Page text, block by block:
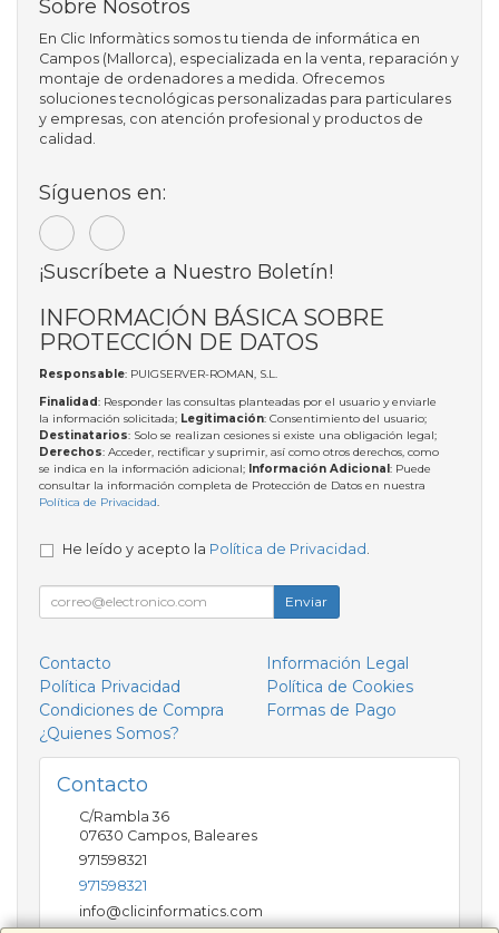
Sobre Nosotros
En Clic Informàtics somos tu tienda de informática en
Campos (Mallorca), especializada en la venta, reparación y
montaje de ordenadores a medida. Ofrecemos
soluciones tecnológicas personalizadas para particulares
y empresas, con atención profesional y productos de
calidad.
Síguenos en:
¡Suscríbete a Nuestro Boletín!
INFORMACIÓN BÁSICA SOBRE
PROTECCIÓN DE DATOS
Responsable: PUIGSERVER-ROMAN, S.L.
Finalidad: Responder las consultas planteadas por el usuario y enviarle
la información solicitada; Legitimación: Consentimiento del usuario;
Destinatarios: Solo se realizan cesiones si existe una obligación legal;
Derechos: Acceder, rectificar y suprimir, así como otros derechos, como
se indica en la información adicional; Información Adicional: Puede
consultar la información completa de Protección de Datos en nuestra
Política de Privacidad.
He leído y acepto la Política de Privacidad
Enviar
Contacto
Información Legal
Política Privacidad
Política de Cookies
Condiciones de Compra
Formas de Pago
¿Quienes Somos?
Contacto
C/Rambla 36
07630 Campos Baleares
971598321
971598321
info@clicinformatics.com